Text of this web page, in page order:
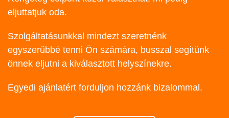
eljuttatjuk oda.
Szolgáltatásunkkal mindezt szeretnénk
egyszerűbbé tenni Ön számára, busszal segítünk
önnek eljutni a kiválasztott helyszínekre.
Egyedi ajánlatért forduljon hozzánk bizalommal.